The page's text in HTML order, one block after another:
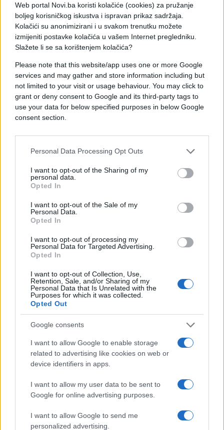
Web portal Novi.ba koristi kolačiće (cookies) za pružanje
boljeg korisničkog iskustva i ispravan prikaz sadržaja.
Kolačići su anonimizirani i u svakom trenutku možete
izmijeniti postavke kolačića u vašem Internet pregledniku.
Slažete li se sa korištenjem kolačića?
Please note that this website/app uses one or more Google
services and may gather and store information including but
not limited to your visit or usage behaviour. You may click to
grant or deny consent to Google and its third-party tags to
use your data for below specified purposes in below Google
consent section.
Personal Data Processing Opt Outs
I want to opt-out of the Sharing of my
personal data.
Opted In
I want to opt-out of the Sale of my
Personal Data.
Opted In
I want to opt-out of processing my
Personal Data for Targeted Advertising.
Opted In
I want to opt-out of Collection, Use,
Retention, Sale, and/or Sharing of my
Personal Data that Is Unrelated with the
Purposes for which it was collected.
Opted Out
Google consents
I want to allow Google to enable storage
related to advertising like cookies on web or
device identifiers in apps.
I want to allow my user data to be sent to
Google for online advertising purposes.
I want to allow Google to send me
personalized advertising.
u Hormuškom moreuzu i dodatno povećava strah
od širenja sukoba na Bliskom istoku, dok se
očekuju reakcije Teherana i međunarodne
zajednice.
#AMBASADOR IRANA